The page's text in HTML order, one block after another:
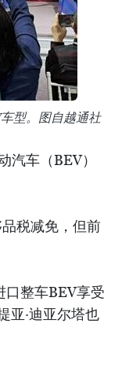
型。图自越通社
车（BEV）
税减免，但前
口整车BEV享受
亚·迪亚尔塔也